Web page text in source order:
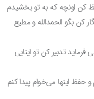
کن اونچه که به تو بخشیدم
بگو‌ الحمدالله و مطیع
تدبیر کن تو اینایی
اینها می‌خوام پیدا کنم